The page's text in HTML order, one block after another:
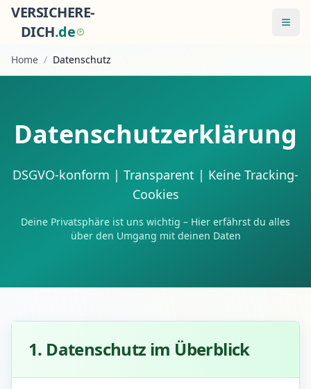
VERSICHERE-
DICH.de
Home / Datenschutz
Datenschutzerklärung
DSGVO-konform | Transparent | Keine Tracking-
Cookies
Deine Privatsphäre ist uns wichtig – Hier erfährst du alles
über den Umgang mit deinen Daten
1. Datenschutz im Überblick